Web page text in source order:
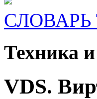
Техника
VDS.